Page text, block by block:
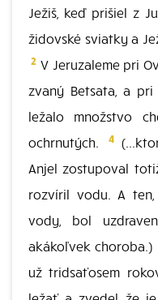
Ježiš, keď prišiel z
židovské sviatky a
2 V Jeruzaleme pri
zvaný Betsata, a
ležalo množstvo
ochrnutých.
4
Anjel zostupoval
rozvíril vodu. A
vody, bol
akákoľvek choroba.)
už tridsaťosem